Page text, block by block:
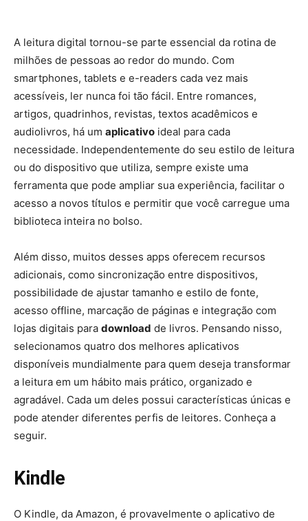
A leitura digital tornou-se parte essencial da rotina de
milhões de pessoas ao redor do mundo. Com
smartphones, tablets e e-readers cada vez mais
acessíveis, ler nunca foi tão fácil. Entre romances,
artigos, quadrinhos, revistas, textos acadêmicos e
audiolivros, há um aplicativo ideal para cada
necessidade. Independentemente do seu estilo de leitura
ou do dispositivo que utiliza, sempre existe uma
ferramenta que pode ampliar sua experiência, facilitar o
acesso a novos títulos e permitir que você carregue uma
biblioteca inteira no bolso.
Além disso, muitos desses apps oferecem recursos
adicionais, como sincronização entre dispositivos,
possibilidade de ajustar tamanho e estilo de fonte,
acesso offline, marcação de páginas e integração com
lojas digitais para download de livros. Pensando nisso,
selecionamos quatro dos melhores aplicativos
disponíveis mundialmente para quem deseja transformar
a leitura em um hábito mais prático, organizado e
agradável. Cada um deles possui características únicas e
pode atender diferentes perfis de leitores. Conheça a
seguir.
Kindle
O Kindle, da Amazon, é provavelmente o aplicativo de